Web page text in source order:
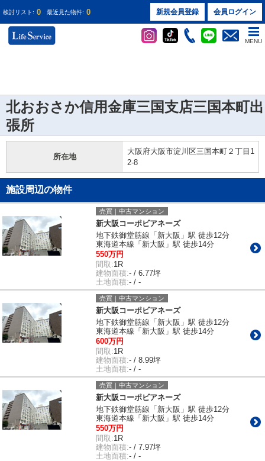
検討リスト: 0 最近見た物件: 0 新規会員登録 会員ログイン
MENU
北おおさか信用金庫三国支店三国本町出
張所
所在地
大阪府大阪市淀川区三国本町２丁目1
2-8
施設周辺の物件
売買｜中古マンション
新大阪コーポビアネーズ
地下鉄御堂筋線「新大阪」駅 徒歩12分
東海道本線「新大阪」駅 徒歩14分
550万円
間取:1R
建物面積:- / 6.77坪
土地面積:- / -
売買｜中古マンション
新大阪コーポビアネーズ
地下鉄御堂筋線「新大阪」駅 徒歩12分
東海道本線「新大阪」駅 徒歩14分
600万円
間取:1R
建物面積:- / 8.99坪
土地面積:- / -
売買｜中古マンション
新大阪コーポビアネーズ
地下鉄御堂筋線「新大阪」駅 徒歩12分
東海道本線「新大阪」駅 徒歩14分
550万円
間取:1R
建物面積:- / 7.97坪
土地面積:- / -